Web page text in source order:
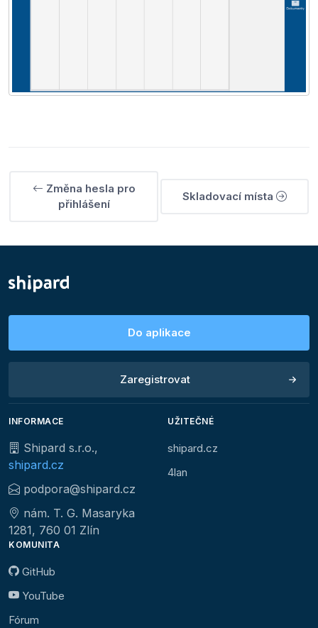
Změna hesla pro
přihlášení
Skladovací místa
Do aplikace
Zaregistrovat
INFORMACE
Shipard s.r.o.,
shipard.cz
podpora@shipard.cz
nám. T. G. Masaryka
1281, 760 01 Zlín
UŽITEČNÉ
shipard.cz
4lan
KOMUNITA
GitHub
YouTube
Fórum